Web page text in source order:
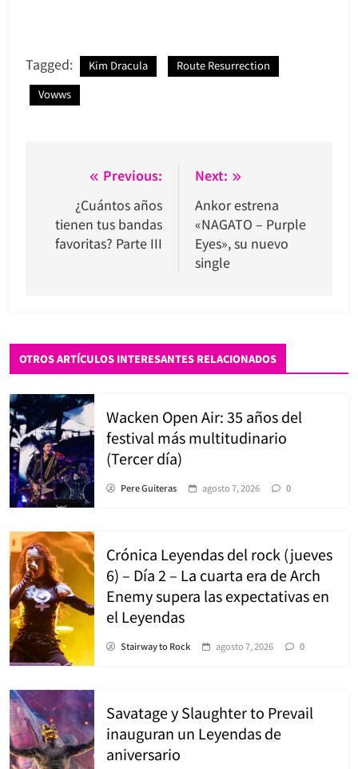
Tagged: Kim Dracula
Route Resurrection
Vowws
Navegación
entradas
Previous:
¿Cuántos años
tienen tus bandas
favoritas? Parte III
Next:
Ankor estrena
«NAGATO – Purple
Eyes», su nuevo
single
OTROS ARTÍCULOS INTERESANTES RELACIONADOS
Wacken Open Air: 35 años del
festival más multitudinario
(Tercer día)
Pere Guiteras agosto 7, 2026 0
Crónica Leyendas del rock (jueves
6) – Día 2 – La cuarta era de Arch
Enemy supera las expectativas en
el Leyendas
Stairway to Rock agosto 7, 2026 0
Savatage y Slaughter to Prevail
inauguran un Leyendas de
aniversario